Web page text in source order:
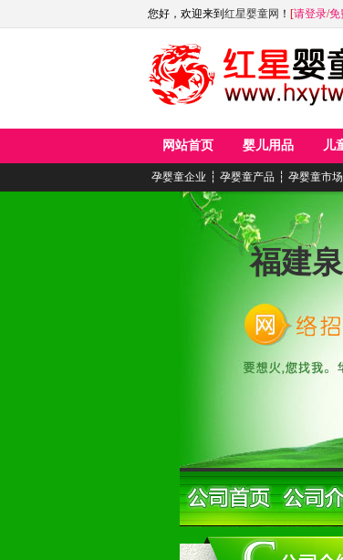
您好，欢迎来到 红星婴童网 ！ [请登录/免
网站首页 婴儿用品 儿
孕婴童企业 ┆ 孕婴童产品 ┆ 孕婴童市场
福建